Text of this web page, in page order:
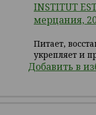
INSTITUT
мерцания,
Питает,
укрепляет и
Добавить в